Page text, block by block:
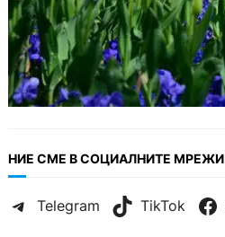
НИЕ СМЕ В СОЦИАЛНИТЕ МРЕЖИ
Telegram TikTok